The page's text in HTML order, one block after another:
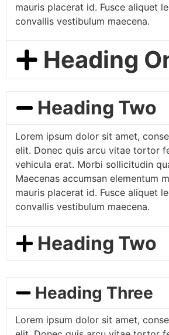
mauris placerat id. Fusce aliquet
convallis vestibulum maecena.
Heading
Heading Two
Lorem ipsum dolor sit amet,
elit. Donec quis arcu vitae tortor
vehicula erat. Morbi sollicitudin
Maecenas accumsan elementum
mauris placerat id. Fusce aliquet
convallis vestibulum maecena.
Heading Two
Heading Three
Lorem ipsum dolor sit amet,